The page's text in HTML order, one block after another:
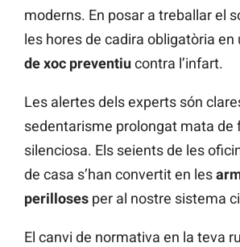
moderns. En posar a treballar el
les hores de cadira obligatòria en
de xoc preventiucontra l’infart.
Les alertes dels experts són
sedentarisme prolongat mata de
silenciosa. Els seients de les
de casa s’han convertit en les
perilloses per al nostre sistema
El canvi de normativa en la teva